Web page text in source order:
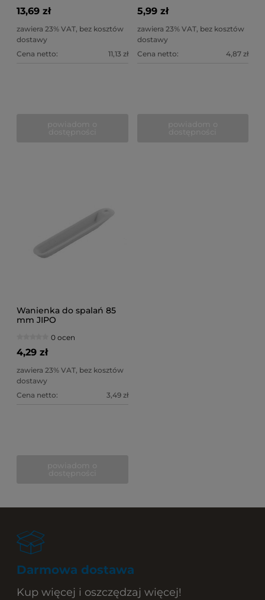
13,69 zł
zawiera 23% VAT, bez kosztów
dostawy
Cena netto:
11,13 zł
5,99 zł
zawiera 23% VAT, bez kosztów
dostawy
Cena netto:
4,87 zł
Wanienka do spalań 85
mm JIPO
0 ocen
4,29 zł
zawiera 23% VAT, bez kosztów
dostawy
Cena netto:
3,49 zł
Darmowa dostawa
Kup więcej i oszczędzaj więcej!